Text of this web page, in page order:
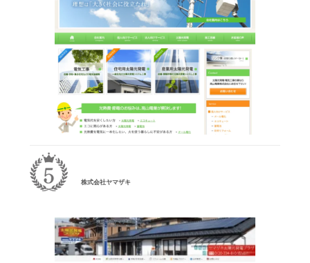
株式会社ヤマザキ